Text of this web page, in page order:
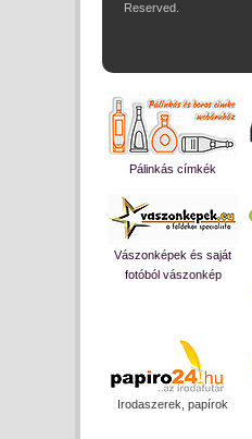
Reserved.
Pálinkás címkék
Vászonképek és saját
fotóból vászonkép
Irodaszerek, papírok